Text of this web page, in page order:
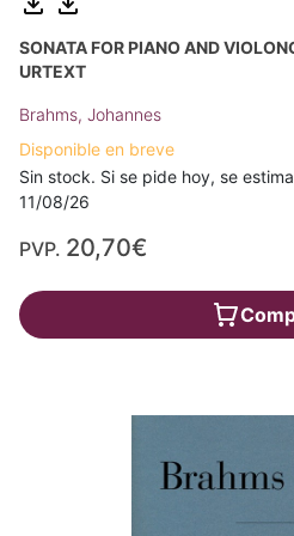
SONATA FOR PIANO AND
URTEXT
Brahms, Johannes
Disponible en breve
Sin stock. Si se pide hoy, se
11/08/26
PVP. 20,70€